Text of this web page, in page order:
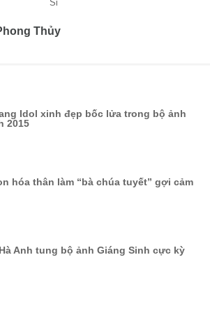
Thủy
Idol xinh đẹp bốc lửa trong bộ ảnh
2015
hóa thân làm “bà chúa tuyết” gợi cảm
Anh tung bộ ảnh Giáng Sinh cực kỳ